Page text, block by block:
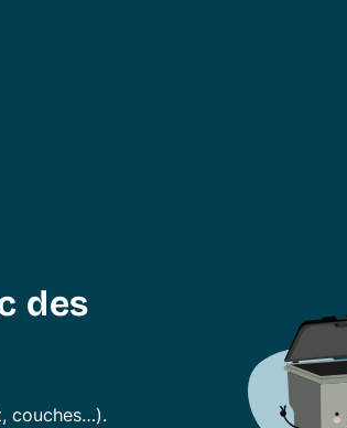
des
couches…).